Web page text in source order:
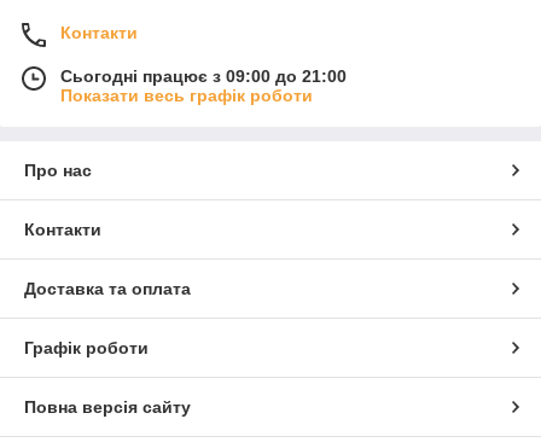
Контакти
Сьогодні працює з 09:00 до 21:00
Показати весь графік роботи
Про нас
Контакти
Доставка та оплата
Графік роботи
Повна версія сайту